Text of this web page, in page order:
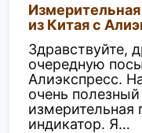
из Китая с
Здравствуйте,
очередную
Алиэкспресс.
очень
измерительная
индикатор. Я…